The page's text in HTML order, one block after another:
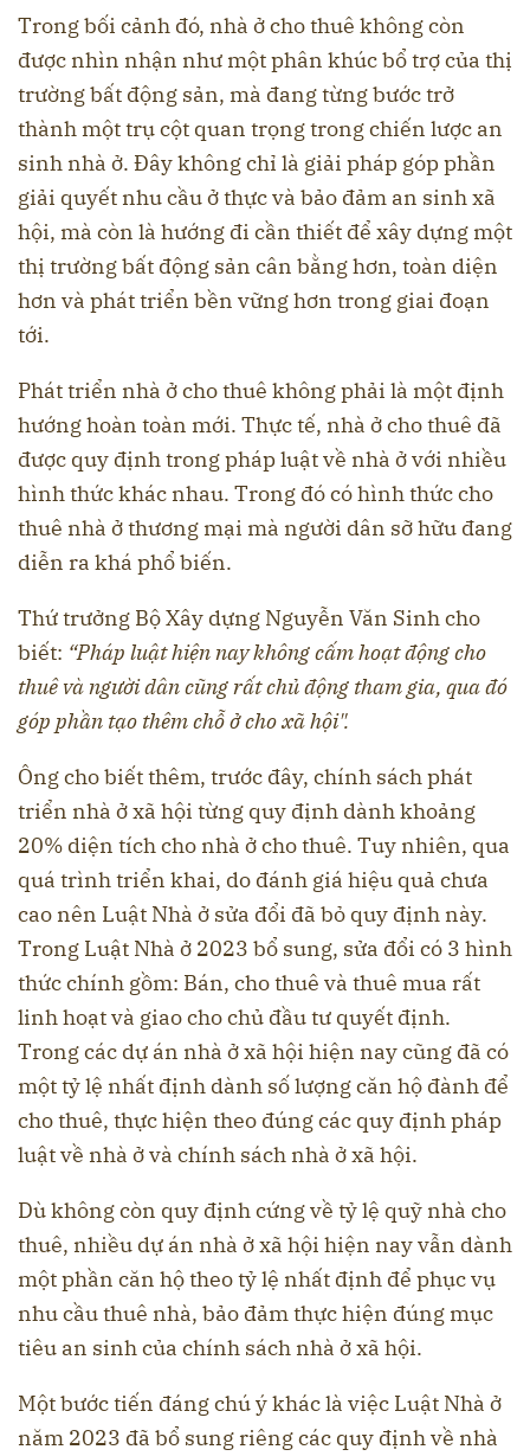
Trong bối cảnh đó, nhà ở cho thuê không còn
được nhìn nhận như một phân khúc bổ trợ của thị
trường bất động sản, mà đang từng bước trở
thành một trụ cột quan trọng trong chiến lược an
sinh nhà ở. Đây không chỉ là giải pháp góp phần
giải quyết nhu cầu ở thực và bảo đảm an sinh xã
hội, mà còn là hướng đi cần thiết để xây dựng một
thị trường bất động sản cân bằng hơn, toàn diện
hơn và phát triển bền vững hơn trong giai đoạn
tới.
Phát triển nhà ở cho thuê không phải là một định
hướng hoàn toàn mới. Thực tế, nhà ở cho thuê đã
được quy định trong pháp luật về nhà ở với nhiều
hình thức khác nhau. Trong đó có hình thức cho
thuê nhà ở thương mại mà người dân sỡ hữu đang
diễn ra khá phổ biến.
Thứ trưởng Bộ Xây dựng Nguyễn Văn Sinh cho
biết: “Pháp luật hiện nay không cấm hoạt động cho
thuê và người dân cũng rất chủ động tham gia, qua đó
góp phần tạo thêm chỗ ở cho xã hội".
Ông cho biết thêm, trước đây, chính sách phát
triển nhà ở xã hội từng quy định dành khoảng
20% diện tích cho nhà ở cho thuê. Tuy nhiên, qua
quá trình triển khai, do đánh giá hiệu quả chưa
cao nên Luật Nhà ở sửa đổi đã bỏ quy định này.
Trong Luật Nhà ở 2023 bổ sung, sửa đổi có 3 hình
thức chính gồm: Bán, cho thuê và thuê mua rất
linh hoạt và giao cho chủ đầu tư quyết định.
Trong các dự án nhà ở xã hội hiện nay cũng đã có
một tỷ lệ nhất định dành số lượng căn hộ đành để
cho thuê, thực hiện theo đúng các quy định pháp
luật về nhà ở và chính sách nhà ở xã hội.
Dù không còn quy định cứng về tỷ lệ quỹ nhà cho
thuê, nhiều dự án nhà ở xã hội hiện nay vẫn dành
một phần căn hộ theo tỷ lệ nhất định để phục vụ
nhu cầu thuê nhà, bảo đảm thực hiện đúng mục
tiêu an sinh của chính sách nhà ở xã hội.
Một bước tiến đáng chú ý khác là việc Luật Nhà ở
năm 2023 đã bổ sung riêng các quy định về nhà